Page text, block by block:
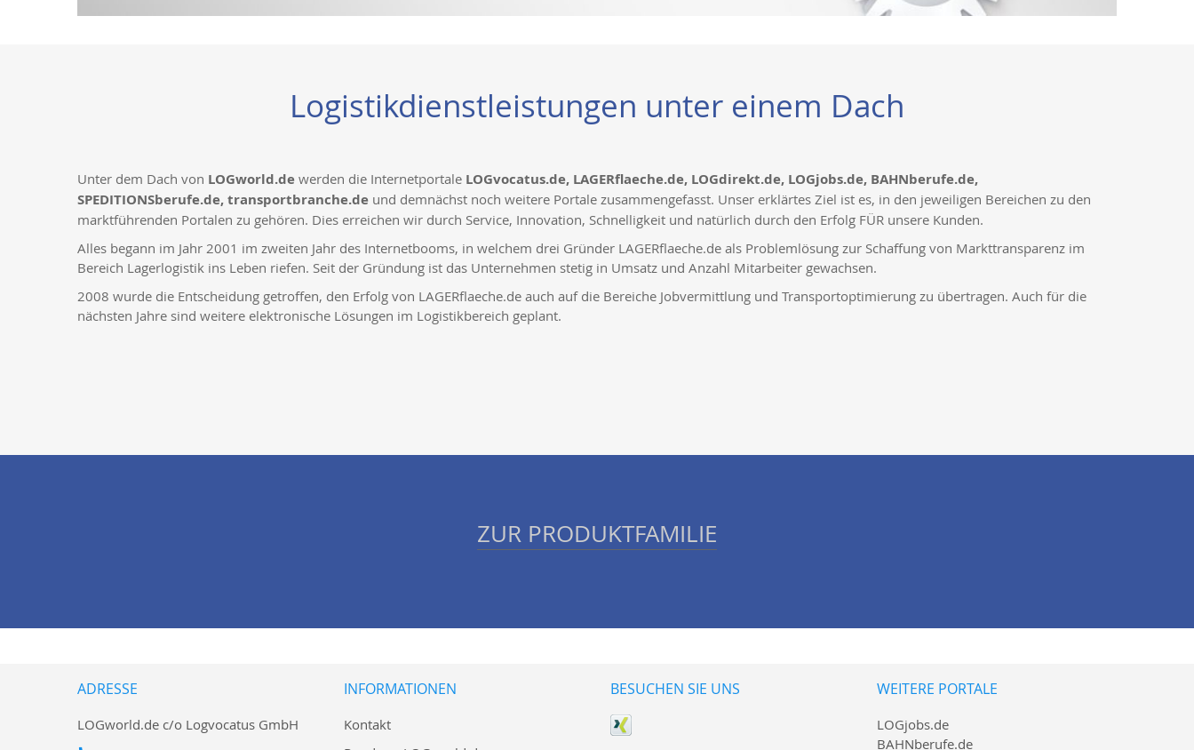
Logistikdienstleistungen unter einem Dach
Unter dem Dach von LOGworld.de werden die Internetportale LOGvocatus.de, LAGERflaeche.de, LOGdirekt.de, LOGjobs.de, BAHNberufe.de,
SPEDITIONSberufe.de, transportbranche.de und demnächst noch weitere Portale zusammengefasst. Unser erklärtes Ziel ist es, in den jeweiligen Bereichen zu den
marktführenden Portalen zu gehören. Dies erreichen wir durch Service, Innovation, Schnelligkeit und natürlich durch den Erfolg FÜR unsere Kunden.
Alles begann im Jahr 2001 im zweiten Jahr des Internetbooms, in welchem drei Gründer LAGERflaeche.de als Problemlösung zur Schaffung von Markttransparenz im
Bereich Lagerlogistik ins Leben riefen. Seit der Gründung ist das Unternehmen stetig in Umsatz und Anzahl Mitarbeiter gewachsen.
2008 wurde die Entscheidung getroffen, den Erfolg von LAGERflaeche.de auch auf die Bereiche Jobvermittlung und Transportoptimierung zu übertragen. Auch für die
nächsten Jahre sind weitere elektronische Lösungen im Logistikbereich geplant.
ZUR PRODUKTFAMILIE
ADRESSE
LOGworld.de c/o Logvocatus GmbH
INFORMATIONEN
Kontakt
BESUCHEN SIE UNS WEITERE PORTALE
LOGjobs.de
BAHNberufe.de